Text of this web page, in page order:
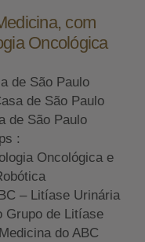
com
Oncológica
de São Paulo
de São Paulo
de São Paulo
:
Oncológica e
– Litíase Urinária
Grupo de Litíase
do ABC